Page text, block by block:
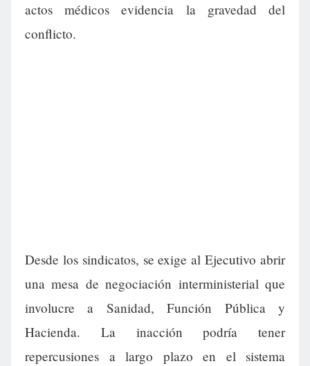
actos médicos evidencia la gravedad del
conflicto.
Desde los sindicatos, se exige al Ejecutivo abrir
una mesa de negociación interministerial que
involucre a Sanidad, Función Pública y
Hacienda. La inacción podría tener
repercusiones a largo plazo en el sistema